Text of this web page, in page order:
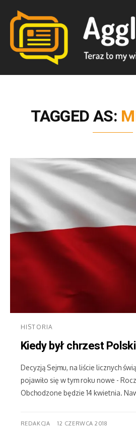
TAGGED AS:
HISTORIA
Kiedy był chrzest
Decyzją Sejmu, na liście licznych
pojawiło się w tym roku nowe -
Obchodzone będzie 14 kwietnia.
REDAKCJA 12 CZERWCA 2018